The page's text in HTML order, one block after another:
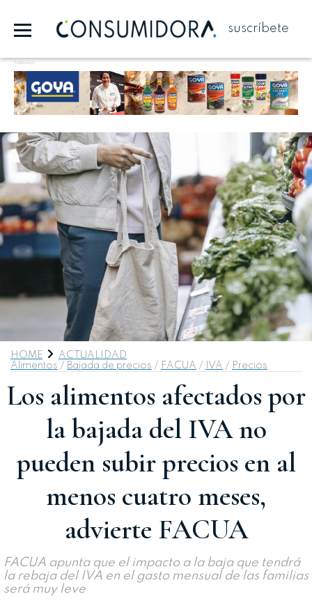
suscríbete
Publicidad
HOME
ACTUALIDAD
Alimentos / Bajada de precios / FACUA / IVA / Precios
Los alimentos afectados por
la bajada del IVA no
pueden subir precios en al
menos cuatro meses,
advierte FACUA
FACUA apunta que el impacto a la baja que tendrá
la rebaja del IVA en el gasto mensual de las familias
será muy leve